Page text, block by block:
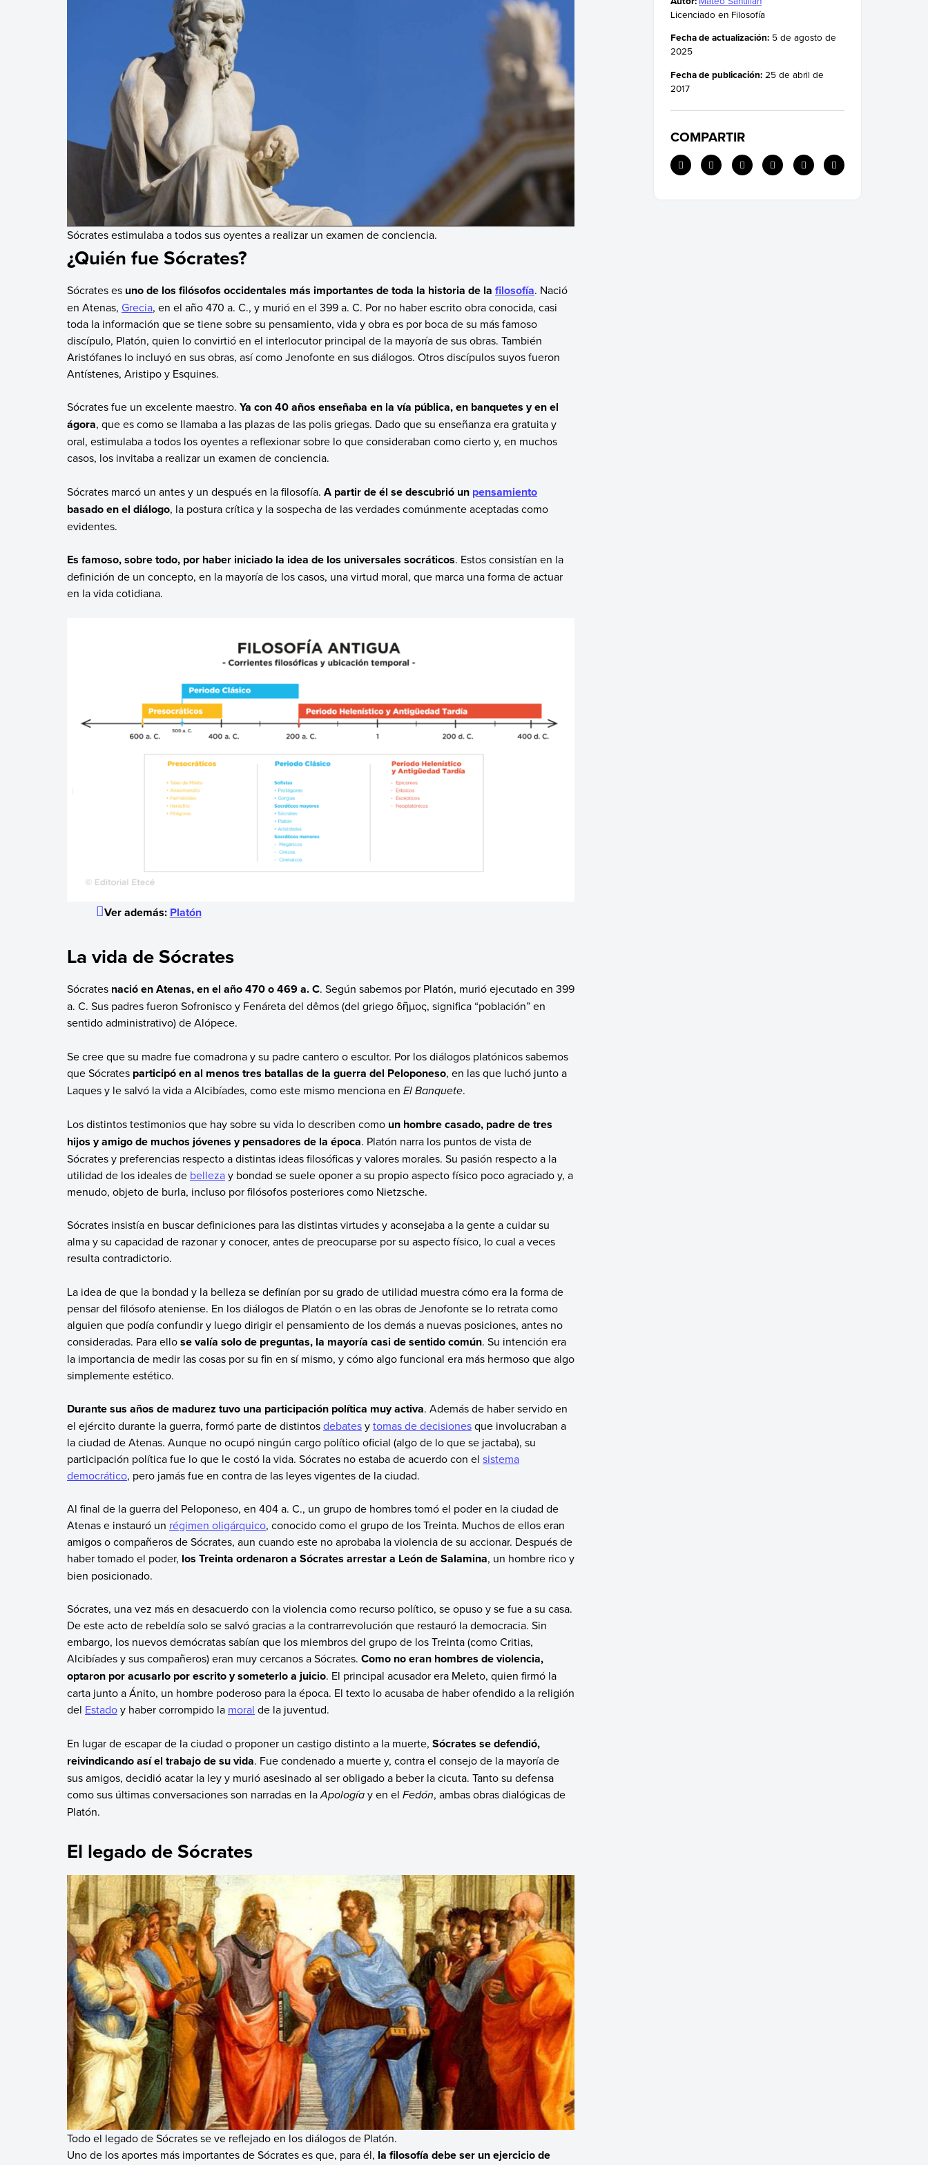
Sócrates estimulaba a todos sus oyentes a realizar un examen de conciencia.
¿Quién fue Sócrates?
Sócrates es uno de los filósofos occidentales más importantes de toda la historia de la filosofía. Nació
en Atenas, Grecia, en el año 470 a. C., y murió en el 399 a. C. Por no haber escrito obra conocida, casi
toda la información que se tiene sobre su pensamiento, vida y obra es por boca de su más famoso
discípulo, Platón, quien lo convirtió en el interlocutor principal de la mayoría de sus obras. También
Aristófanes lo incluyó en sus obras, así como Jenofonte en sus diálogos. Otros discípulos suyos fueron
Antístenes, Aristipo y Esquines.
Sócrates fue un excelente maestro. Ya con 40 años enseñaba en la vía pública, en banquetes y en el
ágora, que es como se llamaba a las plazas de las polis griegas. Dado que su enseñanza era gratuita y
oral, estimulaba a todos los oyentes a reflexionar sobre lo que consideraban como cierto y, en muchos
casos, los invitaba a realizar un examen de conciencia.
Sócrates marcó un antes y un después en la filosofía. A partir de él se descubrió un pensamiento
basado en el diálogo, la postura crítica y la sospecha de las verdades comúnmente aceptadas como
evidentes.
Es famoso, sobre todo, por haber iniciado la idea de los universales socráticos. Estos consistían en la
definición de un concepto, en la mayoría de los casos, una virtud moral, que marca una forma de actuar
en la vida cotidiana.
Ver además: Platón
La vida de Sócrates
Sócratesnació en Atenas, en el año 470 o 469 a. C. Según sabemos por Platón, murió ejecutado en 399
a. C. Sus padres fueron Sofronisco y Fenáreta del dêmos (del griego δῆμος, significa “población” en
sentido administrativo) de Alópece.
Se cree que su madre fue comadrona y su padre cantero o escultor. Por los diálogos platónicos sabemos
que Sócrates participó en al menos tres batallas de la guerra del Peloponeso, en las que luchó junto a
Laques y le salvó la vida a Alcibíades, como este mismo menciona en El Banquete.
Los distintos testimonios que hay sobre su vida lo describen como un hombre casado, padre de tres
hijos y amigo de muchos jóvenes y pensadores de la época. Platón narra los puntos de vista de
Sócrates y preferencias respecto a distintas ideas filosóficas y valores morales. Su pasión respecto a la
utilidad de los ideales de bellezay bondad se suele oponer a su propio aspecto físico poco agraciado y, a
menudo, objeto de burla, incluso por filósofos posteriores como Nietzsche.
Sócrates insistía en buscar definiciones para las distintas virtudes y aconsejaba a la gente a cuidar su
alma y su capacidad de razonar y conocer, antes de preocuparse por su aspecto físico, lo cual a veces
resulta contradictorio.
La idea de que la bondad y la belleza se definían por su grado de utilidad muestra cómo era la forma de
pensar del filósofo ateniense. En los diálogos de Platón o en las obras de Jenofonte se lo retrata como
alguien que podía confundir y luego dirigir el pensamiento de los demás a nuevas posiciones, antes no
consideradas. Para ellose valía solo de preguntas, la mayoría casi de sentido común. Su intención era
la importancia de medir las cosas por su fin en sí mismo, y cómo algo funcional era más hermoso que algo
simplemente estético.
Durante sus años de madurez tuvo una participación política muy activa. Además de haber servido en
el ejército durante la guerra, formó parte de distintosdebatesytomas de decisionesque involucraban a
la ciudad de Atenas. Aunque no ocupó ningún cargo político oficial (algo de lo que se jactaba), su
participación política fue lo que le costó la vida. Sócrates no estaba de acuerdo con el sistema
democrático, pero jamás fue en contra de las leyes vigentes de la ciudad.
Al final de la guerra del Peloponeso, en 404 a. C., un grupo de hombres tomó el poder en la ciudad de
Atenas e instauró un régimen oligárquico, conocido como el grupo de los Treinta. Muchos de ellos eran
amigos o compañeros de Sócrates, aun cuando este no aprobaba la violencia de su accionar. Después de
haber tomado el poder, los Treinta ordenaron a Sócrates arrestar a León de Salamina, un hombre rico y
bien posicionado.
Sócrates, una vez más en desacuerdo con la violencia como recurso político, se opuso y se fue a su casa.
De este acto de rebeldía solo se salvó gracias a la contrarrevolución que restauró la democracia. Sin
embargo, los nuevos demócratas sabían que los miembros del grupo de los Treinta (como Critias,
Alcibíades y sus compañeros) eran muy cercanos a Sócrates. Como no eran hombres de violencia,
optaron por acusarlo por escrito y someterlo a juicio. El principal acusador era Meleto, quien firmó la
carta junto a Ánito, un hombre poderoso para la época. El texto lo acusaba de haber ofendido a la religión
del Estadoy haber corrompido la moral de la juventud.
En lugar de escapar de la ciudad o proponer un castigo distinto a la muerte, Sócrates se defendió,
reivindicando así el trabajo de su vida. Fue condenado a muerte y, contra el consejo de la mayoría de
sus amigos, decidió acatar la ley y murió asesinado al ser obligado a beber la cicuta. Tanto su defensa
como sus últimas conversaciones son narradas en laApologíay en el Fedón, ambas obras dialógicas de
Platón.
El legado de Sócrates
Todo el legado de Sócrates se ve reflejado en los diálogos de Platón.
Uno de los aportes más importantes de Sócrates es que, para él, la filosofía debe ser un ejercicio de
Licenciado en Filosofía
Fecha de actualización: 5 de agosto de
2025
Fecha de publicación: 25 de abril de
2017
COMPARTIR